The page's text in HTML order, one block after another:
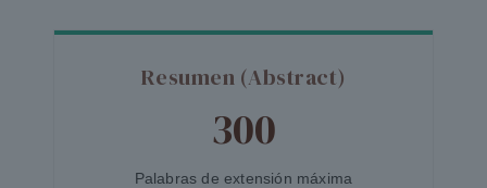
Resumen (Abstract)
300
Palabras de extensión máxima